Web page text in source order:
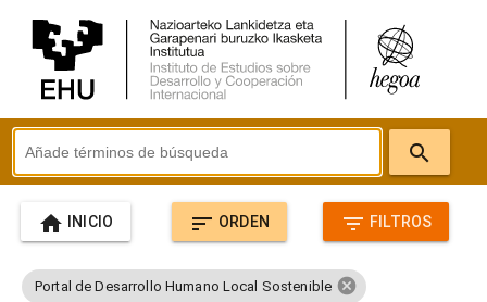
search
home INICIO sort ORDEN filter_list FILTROS
Portal de Desarrollo Humano Local Sostenible cancel